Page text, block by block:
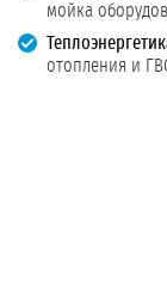
мойка
отопления и